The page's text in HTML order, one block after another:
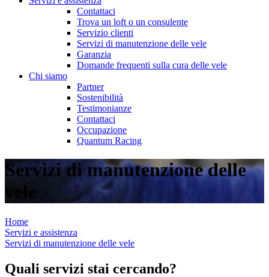
Contattaci
Trova un loft o un consulente
Servizio clienti
Servizi di manutenzione delle vele
Garanzia
Domande frequenti sulla cura delle vele
Chi siamo
Partner
Sostenibilità
Testimonianze
Contattaci
Occupazione
Quantum Racing
Servizi di manutenzione delle
vele
Home
Servizi e assistenza
Servizi di manutenzione delle vele
Quali servizi stai cercando?